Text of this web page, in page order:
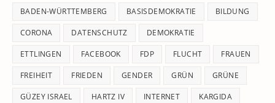
BADEN-WÜRTTEMBERG BASISDEMOKRATIE BILDUNG
CORONA DATENSCHUTZ DEMOKRATIE
ETTLINGEN FACEBOOK FDP FLUCHT FRAUEN
FREIHEIT FRIEDEN GENDER GRÜN GRÜNE
GÜZEY ISRAEL HARTZ IV INTERNET KARGIDA